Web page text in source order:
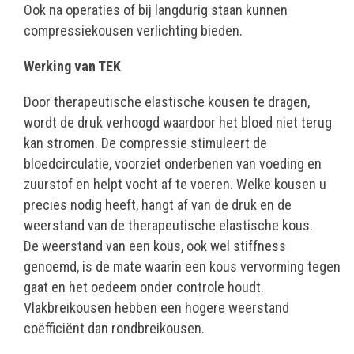
Ook na operaties of bij langdurig staan kunnen
compressiekousen verlichting bieden.
Werking van TEK
Door therapeutische elastische kousen te dragen,
wordt de druk verhoogd waardoor het bloed niet terug
kan stromen. De compressie stimuleert de
bloedcirculatie, voorziet onderbenen van voeding en
zuurstof en helpt vocht af te voeren. Welke kousen u
precies nodig heeft, hangt af van de druk en de
weerstand van de therapeutische elastische kous.
De weerstand van een kous, ook wel stiffness
genoemd, is de mate waarin een kous vervorming tegen
gaat en het oedeem onder controle houdt.
Vlakbreikousen hebben een hogere weerstand
coëfficiënt dan rondbreikousen.